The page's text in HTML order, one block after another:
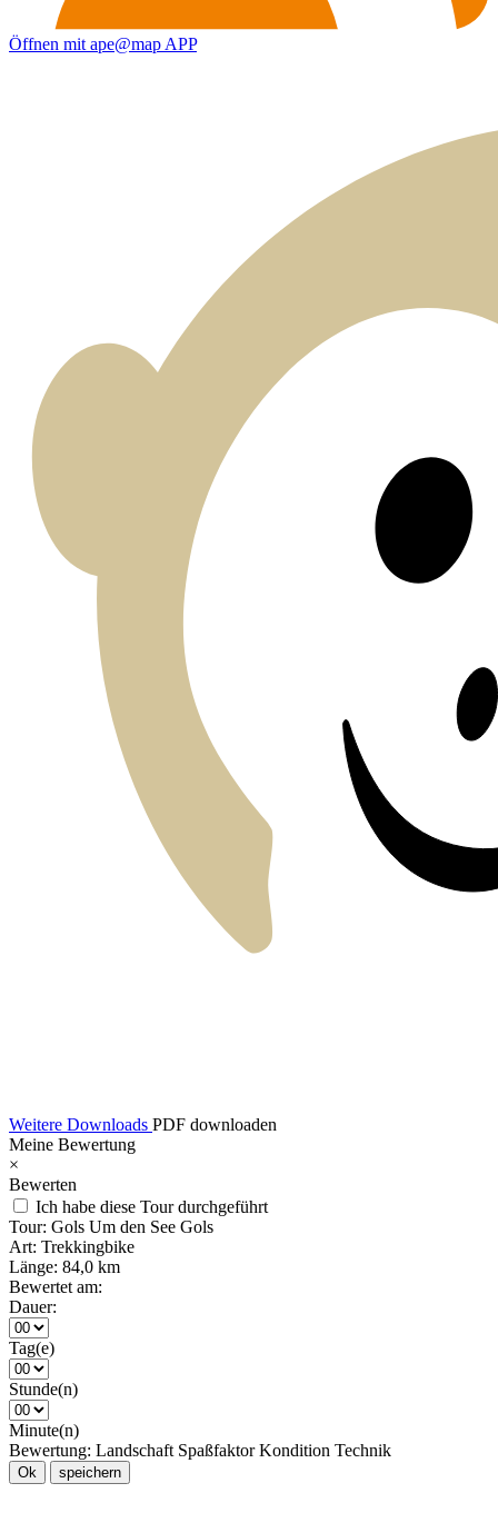
Öffnen mit ape@map APP
Weitere Downloads PDF downloaden
Meine Bewertung
×
Bewerten
Ich habe diese Tour durchgeführt
Tour: Gols Um den See Gols
Art: Trekkingbike
Länge: 84,0 km
Bewertet am:
Dauer:
Tag(e)
Stunde(n)
Minute(n)
Bewertung: Landschaft Spaßfaktor Kondition Technik
Ok speichern